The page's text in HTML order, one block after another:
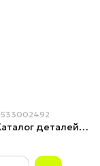
BYD F3. Каталог деталей. Книга